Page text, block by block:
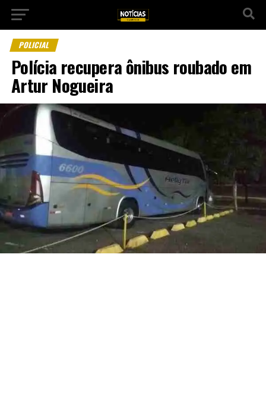
POLICIAL
Polícia recupera ônibus roubado em
Artur Nogueira